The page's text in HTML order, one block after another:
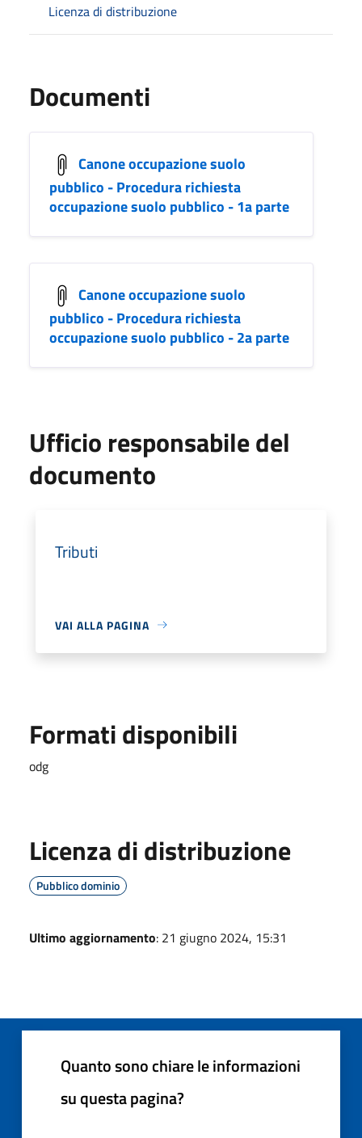
Licenza di distribuzione
Documenti
Canone occupazione suolo
pubblico - Procedura richiesta
occupazione suolo pubblico - 1a parte
Canone occupazione suolo
pubblico - Procedura richiesta
occupazione suolo pubblico - 2a parte
Ufficio responsabile del
documento
Tributi
VAI ALLA PAGINA
Formati disponibili
odg
Licenza di distribuzione
Pubblico dominio
Ultimo aggiornamento: 21 giugno 2024, 15:31
Quanto sono chiare le informazioni
su questa pagina?